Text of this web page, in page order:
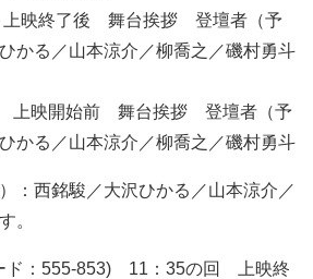
映終了後 舞台挨拶 登壇者（予
かる／山本涼介／柳喬之／磯村勇斗
映開始前 舞台挨拶 登壇者（予
かる／山本涼介／柳喬之／磯村勇斗
：西銘駿／大沢ひかる／山本涼介／
。
ド：555-853) 11：35の回 上映終